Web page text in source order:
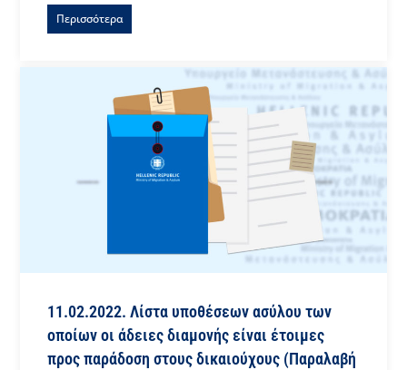
Περισσότερα
11.02.2022. Λίστα υποθέσεων ασύλου των
οποίων οι άδειες διαμονής είναι έτοιμες
προς παράδοση στους δικαιούχους (Παραλαβή